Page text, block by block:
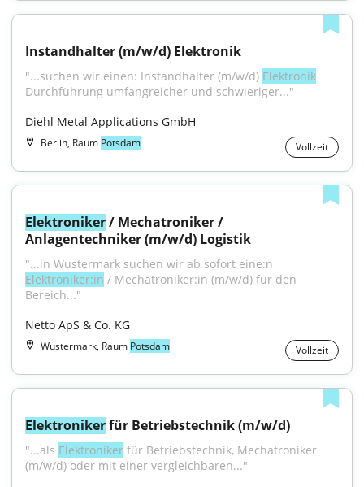
Instandhalter (m/w/d) Elektronik
"...suchen wir einen: Instandhalter (m/w/d) Elektronik
Durchführung umfang­reicher und schwieriger..."
Diehl Metal Applications GmbH
Berlin, Raum Potsdam Vollzeit
Elektroniker / Mechatroniker /
Anlagentechniker (m/w/d) Logistik
Elektroniker:in / Mechatroniker:in (m/w/d) für den
Bereich..."
Netto ApS & Co. KG
Wustermark, Raum Potsdam Vollzeit
Elektroniker für Betriebstechnik (m/w/d)
"...als Elektroniker für Betriebstechnik, Mechatroniker
(m/w/d) oder mit einer vergleichbaren..."